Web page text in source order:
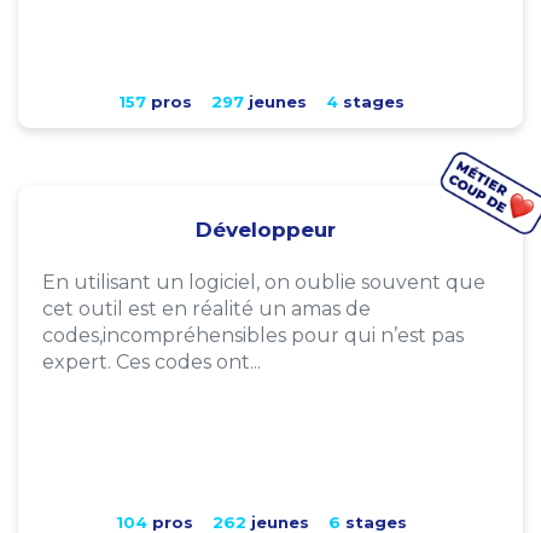
157pros 297jeunes 4stages
Développeur
En utilisant un logiciel, on oublie souvent que
cet outil est en réalité un amas de
codes,incompréhensibles pour qui n’est pas
expert. Ces codes ont...
104pros 262 jeunes 6 stages